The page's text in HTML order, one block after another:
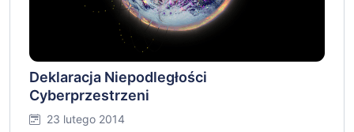
Deklaracja Niepodległości
Cyberprzestrzeni
23 lutego 2014